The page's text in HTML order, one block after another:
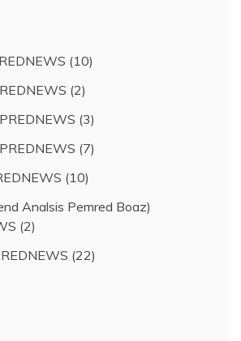
(10)
(2)
(3)
(7)
(10)
Analsis Pemred Boaz)
(2)
(22)